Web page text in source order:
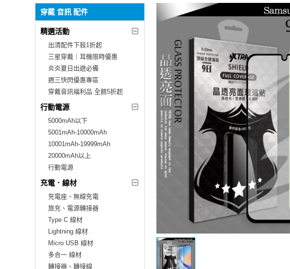
穿戴 音訊 配件
精選活動
出清配件下殺1折起
三星穿戴｜耳機限時優惠
炎炎夏日出遊必備
週三快閃優惠專區
穿戴音訊福利品 全館5折起
行動電源
5000mAh以下
5001mAh-10000mAh
10001mAh-19999mAh
20000mAh以上
行動電源
充電．線材
充電座、無線充電
旅充、電源轉接器
Type C 線材
Lightning 線材
Micro USB 線材
多合一 線材
轉接器、轉接線